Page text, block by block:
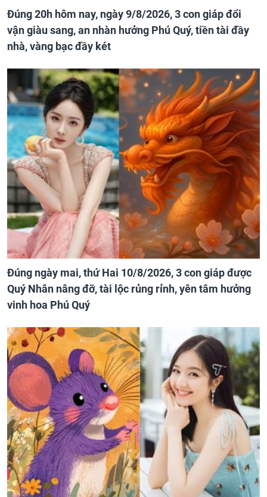
Đúng 20h hôm nay, ngày 9/8/2026, 3 con giáp đổi
vận giàu sang, an nhàn hưởng Phú Quý, tiền tài đầy
nhà, vàng bạc đầy két
Đúng ngày mai, thứ Hai 10/8/2026, 3 con giáp được
Quý Nhân nâng đỡ, tài lộc rủng rỉnh, yên tâm hưởng
vinh hoa Phú Quý